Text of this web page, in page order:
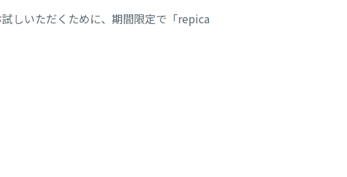
しいただくために、期間限定で「repica